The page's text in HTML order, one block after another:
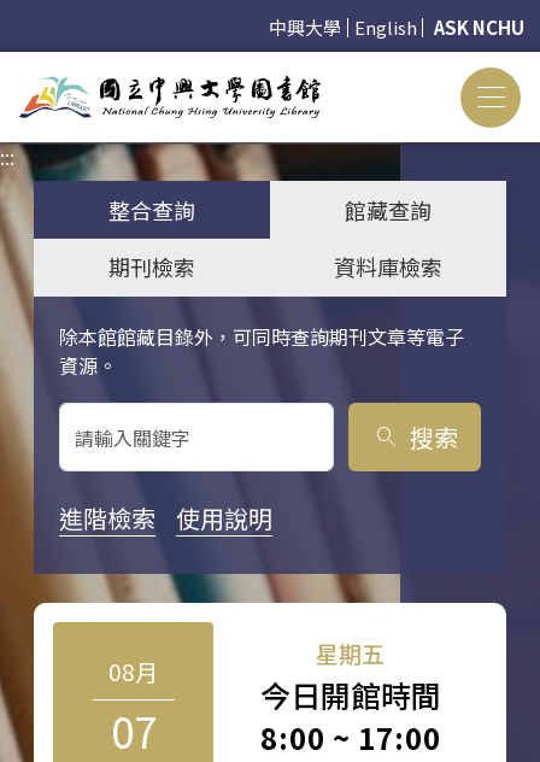
中興大學 English ASK NCHU
:::
整合查詢
館藏查詢
期刊檢索
資料庫檢索
除本館館藏目錄外，可同時查詢期刊文章等電子
資源。
關鍵字搜尋
search 搜索
進階檢索 使用說明
08月
07
星期五
今日開館時間
8:00 ~ 17:00